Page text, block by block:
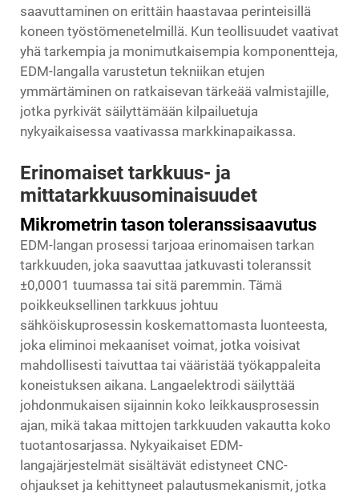
saavuttaminen on erittäin haastavaa perinteisillä
koneen työstömenetelmillä. Kun teollisuudet vaativat
yhä tarkempia ja monimutkaisempia komponentteja,
EDM-langalla varustetun tekniikan etujen
ymmärtäminen on ratkaisevan tärkeää valmistajille,
jotka pyrkivät säilyttämään kilpailuetuja
nykyaikaisessa vaativassa markkinapaikassa.
Erinomaiset tarkkuus- ja
mittatarkkuusominaisuudet
Mikrometrin tason toleranssisaavutus
EDM-langan prosessi tarjoaa erinomaisen tarkan
tarkkuuden, joka saavuttaa jatkuvasti toleranssit
±0,0001 tuumassa tai sitä paremmin. Tämä
poikkeuksellinen tarkkuus johtuu
sähköiskuprosessin koskemattomasta luonteesta,
joka eliminoi mekaaniset voimat, jotka voisivat
mahdollisesti taivuttaa tai vääristää työkappaleita
koneistuksen aikana. Langaelektrodi säilyttää
johdonmukaisen sijainnin koko leikkausprosessin
ajan, mikä takaa mittojen tarkkuuden vakautta koko
tuotantosarjassa. Nykyaikaiset EDM-
langajärjestelmät sisältävät edistyneet CNC-
ohjaukset ja kehittyneet palautusmekanismit, jotka